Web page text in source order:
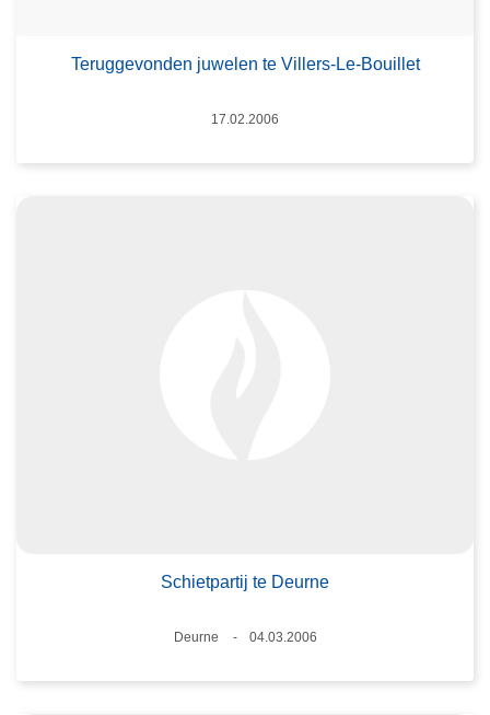
Teruggevonden juwelen te Villers-Le-Bouillet
Datum
17.02.2006
Schietpartij te Deurne
Plaats
Deurne
04.03.2006